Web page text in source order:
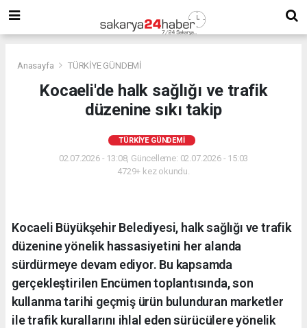
Anasayfa TÜRKİYE GÜNDEMİ
Kocaeli'de halk sağlığı ve trafik
düzenine sıkı takip
TÜRKİYE GÜNDEMİ
02.07.2026 - 13:08, Güncelleme: 02.07.2026 - 15:03
4729+ kez okundu.
Kocaeli Büyükşehir Belediyesi, halk sağlığı ve trafik
düzenine yönelik hassasiyetini her alanda
sürdürmeye devam ediyor. Bu kapsamda
gerçekleştirilen Encümen toplantısında, son
kullanma tarihi geçmiş ürün bulunduran marketler
ile trafik kurallarını ihlal eden sürücülere yönelik